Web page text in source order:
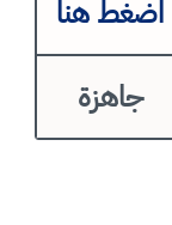
اضغط هنا
جاهزة